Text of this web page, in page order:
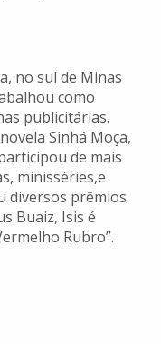
no sul de Minas
como
publicitárias.
Sinhá Moça,
de mais
minisséries,e
diversos prêmios.
Buaiz, Isis é
Rubro”.